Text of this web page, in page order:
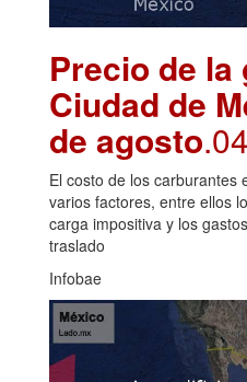
Precio de la
Ciudad de
de agosto
El costo de los carburantes
varios factores, entre ellos
carga impositiva y los
traslado
Infobae